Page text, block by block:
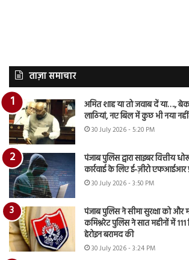
ताज़ा समाचार
अमित शाह या तो जवाब दें या….,
लाठियां, नए बिल में कुछ भी नया
30 July 2026 - 5:20 PM
पंजाब पुलिस द्वारा साइबर वित्तीय
कार्रवाई के लिए ई-ज़ीरो
30 July 2026 - 3:50 PM
पंजाब पुलिस ने सीमा सुरक्षा को
कमिश्नरेट पुलिस ने सात महीनों में
हेरोइन बरामद की
30 July 2026 - 3:24 PM